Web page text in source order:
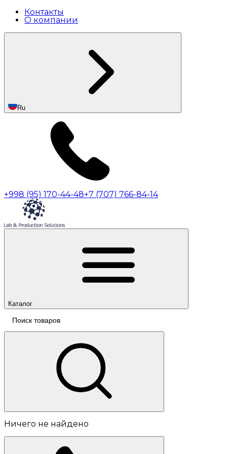
Контакты
О компании
Ru
+998 (95) 170-44-48+7 (707) 766-84-14
Каталог
Ничего не найдено